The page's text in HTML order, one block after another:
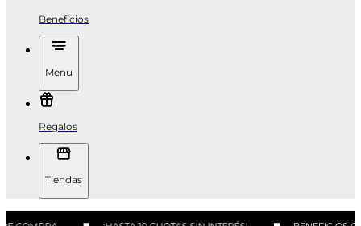
Beneficios
Menu
Regalos
Tiendas